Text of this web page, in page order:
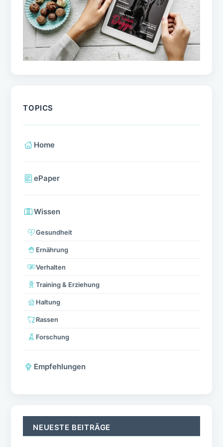
TOPICS
Home
ePaper
Wissen
Gesundheit
Ernährung
Verhalten
Training & Erziehung
Haltung
Rassen
Forschung
Empfehlungen
NEUESTE BEITRÄGE